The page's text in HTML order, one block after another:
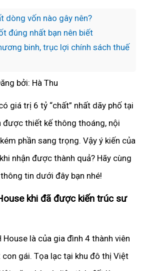
dòng vốn nào gây nên?
đúng nhất bạn nên biết
binh, trục lợi chính sách thuế
bởi: Hà Thu
giá trị 6 tỷ “chất” nhất dãy phố tại
được thiết kế thông thoáng, nội
phần sang trọng. Vậy ý kiến của
nhận được thành quả? Hãy cùng
tin dưới đây bạn nhé!
khi đã được kiến trúc sư
House là của gia đình 4 thành viên
gái. Tọa lạc tại khu đô thị Việt